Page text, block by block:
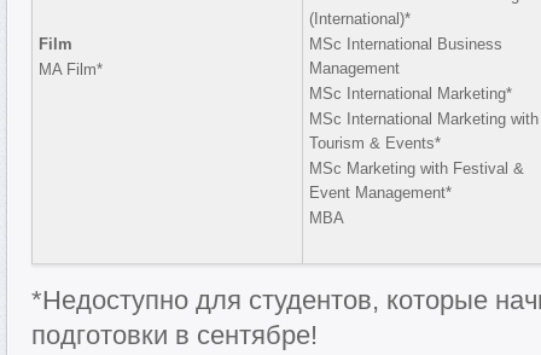
Film
MA Film*
(International)*
MSc International Business
Management
MSc International Marketing*
MSc International Marketing with
Tourism & Events*
MSc Marketing with Festival &
Event Management*
MBA
*Недоступно для студентов, которые
подготовки в сентябре!